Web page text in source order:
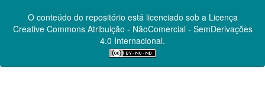
O conteúdo do repositório está licenciado sob a Licença
Creative CommonsAtribuição - NãoComercial - SemDerivações
4.0 Internacional.